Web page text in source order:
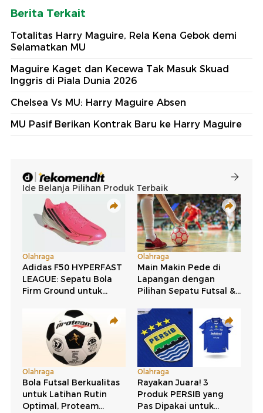
Berita Terkait
Totalitas Harry Maguire, Rela Kena Gebok demi
Selamatkan MU
Maguire Kaget dan Kecewa Tak Masuk Skuad
Inggris di Piala Dunia 2026
Chelsea Vs MU: Harry Maguire Absen
MU Pasif Berikan Kontrak Baru ke Harry Maguire